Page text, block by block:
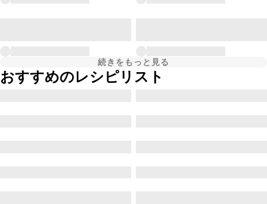
続きをもっと見る
おすすめのレシピリスト